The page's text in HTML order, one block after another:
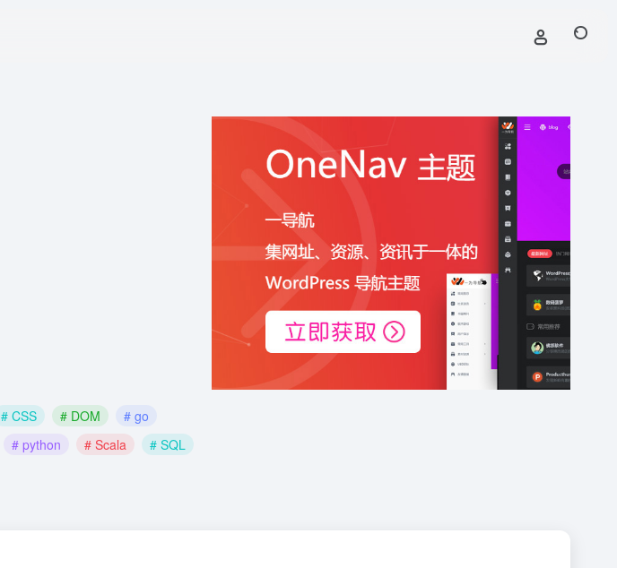
# CSS # DOM
# go
# python # Scala
# SQL